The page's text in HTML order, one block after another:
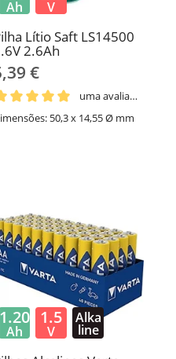
Lítio Saft LS14500
​​2.6Ah
€
uma avaliação
50,3 x 14,55 Ø mm
Ah V
1.20
Ah
1.5
V
Alka
line